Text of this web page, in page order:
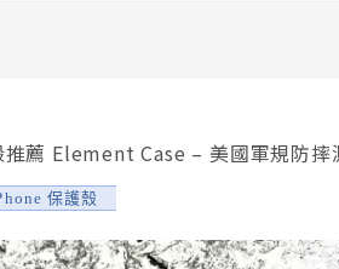
薦 Element Case – 美國軍規防摔
保護殼